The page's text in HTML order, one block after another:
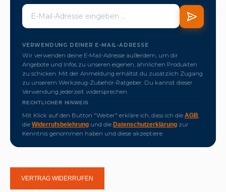
VERWENDUNG DEINER E-MAIL-ADRESSE
Wir verwenden deine E-Mail-Adresse außerdem, um dir
Angebote und Infos zu unseren eigenen, ähnlichen Produkten
zu schicken. Mit der Anmeldung erhältst du zusätzlich Zugang
zu unserem Werkzeug-Zubehör-Ratgeber. Du kannst dieser
Verwendung jederzeit widersprechen.
RECHTLICHER HINWEIS
Mit Klick auf den Button "Weiter" erkläre ich, dass ich die AGB,
die Widerrufsbelehrung und die Datenschutzerklärung zur
Kenntnis genommen haben und diese akzeptiere.
VERTRAG WIDERRUFEN